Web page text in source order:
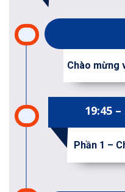
Phần 1 –
19:45 –
Chào mừng